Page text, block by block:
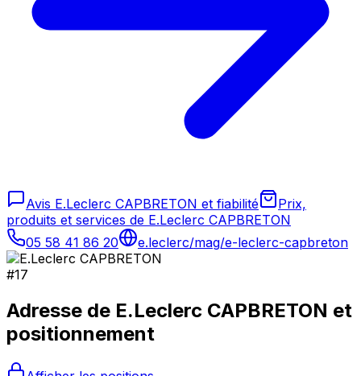
Avis E.Leclerc CAPBRETON et fiabilité
Prix,
produits et services de E.Leclerc CAPBRETON
05 58 41 86 20
e.leclerc/mag/e-leclerc-capbreton
#17
Adresse de E.Leclerc CAPBRETON et
positionnement